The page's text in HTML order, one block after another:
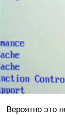
Вероятно это